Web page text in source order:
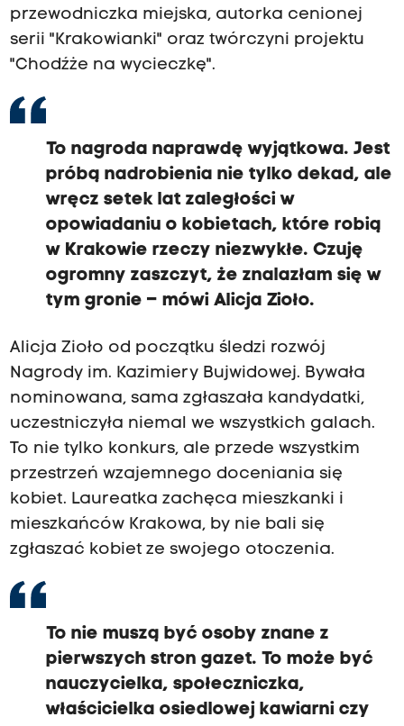
przewodniczka miejska, autorka cenionej
serii "Krakowianki" oraz twórczyni projektu
"Chodźże na wycieczkę".
To nagroda naprawdę wyjątkowa. Jest
próbą nadrobienia nie tylko dekad, ale
wręcz setek lat zaległości w
opowiadaniu o kobietach, które robią
w Krakowie rzeczy niezwykłe. Czuję
ogromny zaszczyt, że znalazłam się w
tym gronie – mówi Alicja Zioło.
Alicja Zioło od początku śledzi rozwój
Nagrody im. Kazimiery Bujwidowej. Bywała
nominowana, sama zgłaszała kandydatki,
uczestniczyła niemal we wszystkich galach.
To nie tylko konkurs, ale przede wszystkim
przestrzeń wzajemnego doceniania się
kobiet. Laureatka zachęca mieszkanki i
mieszkańców Krakowa, by nie bali się
zgłaszać kobiet ze swojego otoczenia.
To nie muszą być osoby znane z
pierwszych stron gazet. To może być
nauczycielka, społeczniczka,
właścicielka osiedlowej kawiarni czy